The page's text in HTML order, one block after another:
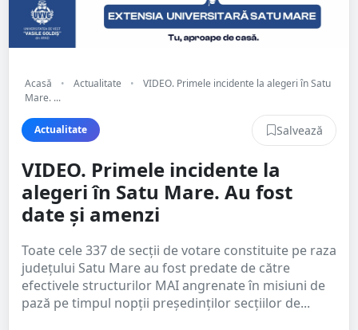
Acasă • Actualitate •
VIDEO. Primele incidente la alegeri în Satu
Mare. ...
Actualitate Salvează
VIDEO. Primele incidente la
alegeri în Satu Mare. Au fost
date și amenzi
Toate cele 337 de secții de votare constituite pe raza
județului Satu Mare au fost predate de către
efectivele structurilor MAI angrenate în misiuni de
pază pe timpul nopții președinților secțiilor de...